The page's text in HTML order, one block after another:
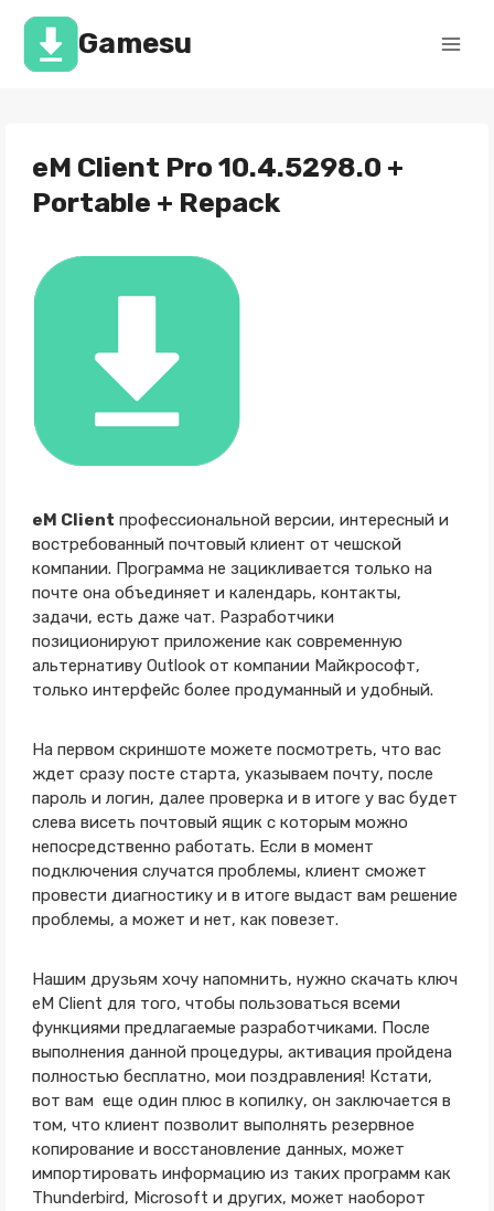
Перейти
содержимомуGamesu
eM Client Pro 10.4.5298.0 +
Portable + Repack
eM Client профессиональной версии, интересный и
востребованный почтовый клиент от чешской
компании. Программа не зацикливается только на
почте она объединяет и календарь, контакты,
задачи, есть даже чат. Разработчики
позиционируют приложение как современную
альтернативу Outlook от компании Майкрософт,
только интерфейс более продуманный и удобный.
На первом скриншоте можете посмотреть, что вас
ждет сразу посте старта, указываем почту, после
пароль и логин, далее проверка и в итоге у вас будет
слева висеть почтовый ящик с которым можно
непосредственно работать. Если в момент
подключения случатся проблемы, клиент сможет
провести диагностику и в итоге выдаст вам решение
проблемы, а может и нет, как повезет.
Нашим друзьям хочу напомнить, нужно скачать ключ
eM Client для того, чтобы пользоваться всеми
функциями предлагаемые разработчиками. После
выполнения данной процедуры, активация пройдена
полностью бесплатно, мои поздравления! Кстати,
вот вам еще один плюс в копилку, он заключается в
том, что клиент позволит выполнять резервное
копирование и восстановление данных, может
импортировать информацию из таких программ как
Thunderbird, Microsoft и других, может наоборот